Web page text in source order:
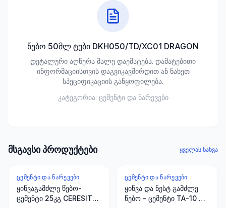
კლიმატური
ტექნიკა
107
პროდუქტი
ხელსაწყოები
30
სამაგრები
20
პროდუქტი
წებო 50მლ ტუბი DKH050/TD/XC01 DRAGON
დეტალური აღწერა მალე დაემატება. დამატებითი
ინფორმაციისთვის დაგვიკავშირდით ან ნახეთ
სპეციფიკაციის განყოფილება.
კატეგორია: ცემენტი და ნარევები
მსგავსი პროდუქტები ყველას ნახვა
ᲪᲔᲛᲔᲜᲢᲘ ᲓᲐ ᲜᲐᲠᲔᲕᲔᲑᲘ
ყინვაგამძლე წებო-
ცემენტი 25კგ CERESIT
ᲪᲔᲛᲔᲜᲢᲘ ᲓᲐ ᲜᲐᲠᲔᲕᲔᲑᲘ
ყინვა და ნესტ გამძლე
წებო - ცემენტი TA-10 25